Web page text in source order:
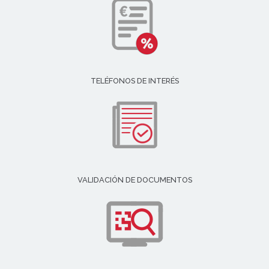
TELÉFONOS DE INTERÉS
VALIDACIÓN DE DOCUMENTOS